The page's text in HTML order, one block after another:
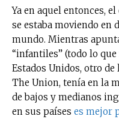
Ya en aquel entonces,
se estaba moviendo en
mundo. Mientras
“infantiles” (todo lo que
Estados Unidos, otro
The Union, tenía en la
de bajos y medianos
en sus países es mejor